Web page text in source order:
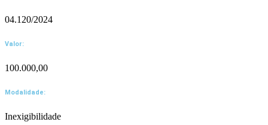
04.120/2024
Valor:
100.000,00
Modalidade:
Inexigibilidade